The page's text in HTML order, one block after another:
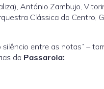
António Zambujo,
Clássica do Centro,
silêncio entre as notas” –
da Passarola: